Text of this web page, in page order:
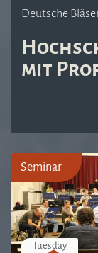
Deutsche
mit
Seminar
Tuesday